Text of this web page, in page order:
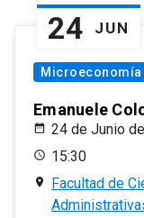
24 JUN
Microeconomía
Emanuele
24 de Junio
15:30
Facultad de